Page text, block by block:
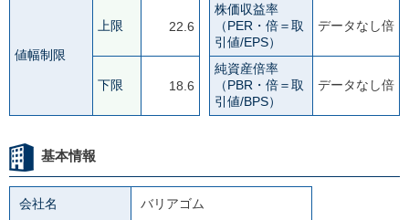
値幅制限
上限 22.6
下限 18.6
株価収益率
（PER・倍＝取
引値/EPS）
データなし倍
純資産倍率
（PBR・倍＝取
引値/BPS）
データなし倍
基本情報
会社名 バリアゴム